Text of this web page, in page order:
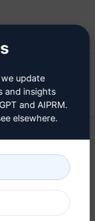
ChatGPT-
update
and insights
and AIPRM.
elsewhere.